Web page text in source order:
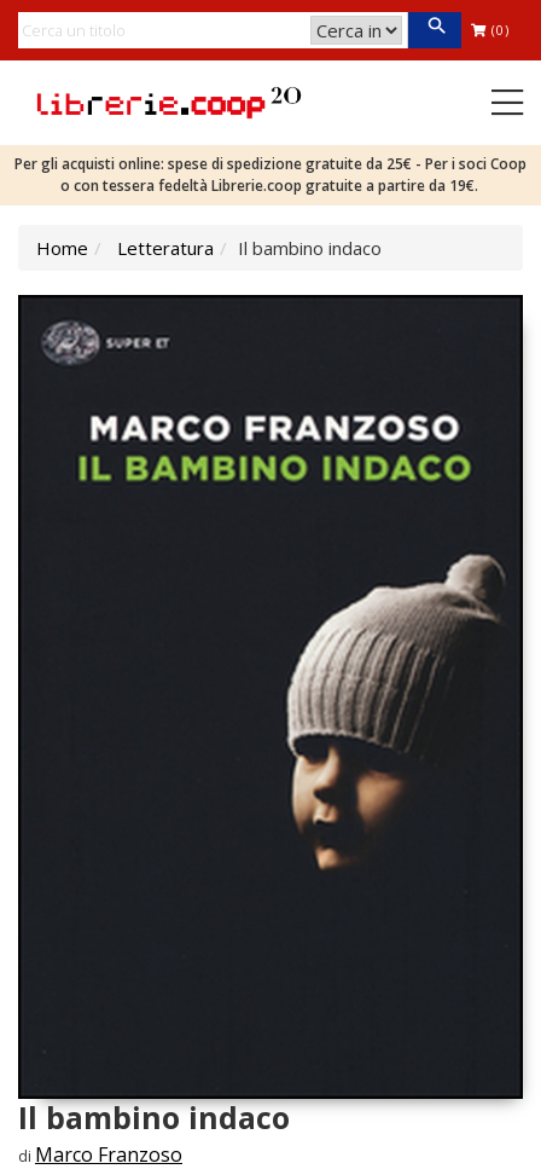
(0)
Per gli acquisti online: spese di spedizione gratuite da 25€ - Per i soci Coop
o con tessera fedeltà Librerie.coop gratuite a partire da 19€.
Home Letteratura Il bambino indaco
Il bambino indaco
di Marco Franzoso